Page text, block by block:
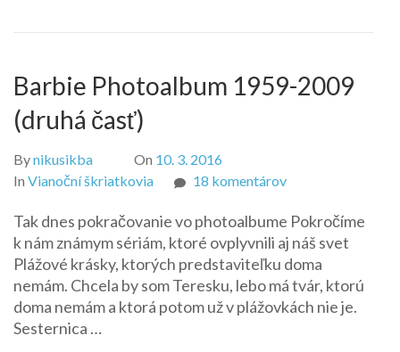
Barbie Photoalbum 1959-2009
(druhá časť)
Bynikusikba On 10. 3. 2016
In Vianoční škriatkovia 18 komentárovna
Photoalbum
1959-
2009
(druhá
časť)
Tak dnes pokračovanie vo photoalbume Pokročíme
k nám známym sériám, ktoré ovplyvnili aj náš svet
Plážové krásky, ktorých predstaviteľku doma
nemám. Chcela by som Teresku, lebo má tvár, ktorú
doma nemám a ktorá potom už v plážovkách nie je.
Sesternica …